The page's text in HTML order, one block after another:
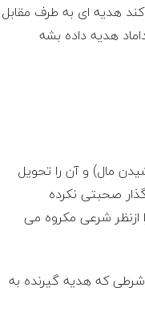
هدیه ای به طرف مقابل
هدیه داده بشه
مال) و آن را تحویل
صحبتی نکرده
ازنظر شرعی مکروه می
شرطی که هدیه گیرنده به